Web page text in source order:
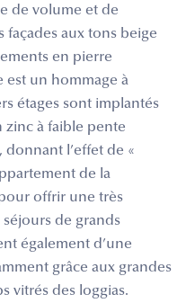
de volume et de
aux tons beige
en pierre
est un hommage à
étages sont implantés
zinc à faible pente
donnant l’effet de «
de la
offrir une très
de grands
également d’une
grâce aux grandes
vitrés des loggias.